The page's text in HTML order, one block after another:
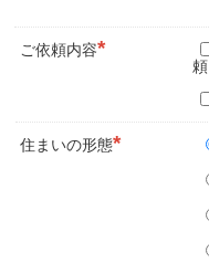
ご依頼内容*
頼
住まいの形態*